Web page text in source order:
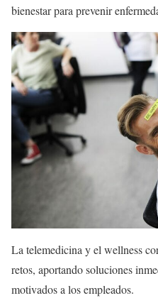
bienestar para prevenir
La telemedicina y el wellness
retos, aportando soluciones
motivados a los empleados.